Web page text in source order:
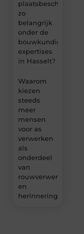
plaatsbeschrijving
zo
belangrijk
onder de
bouwkundige
expertises
in Hasselt?
Waarom
kiezen
steeds
meer
mensen
voor as
verwerken
als
onderdeel
van
rouwverwerking
en
herinnering?